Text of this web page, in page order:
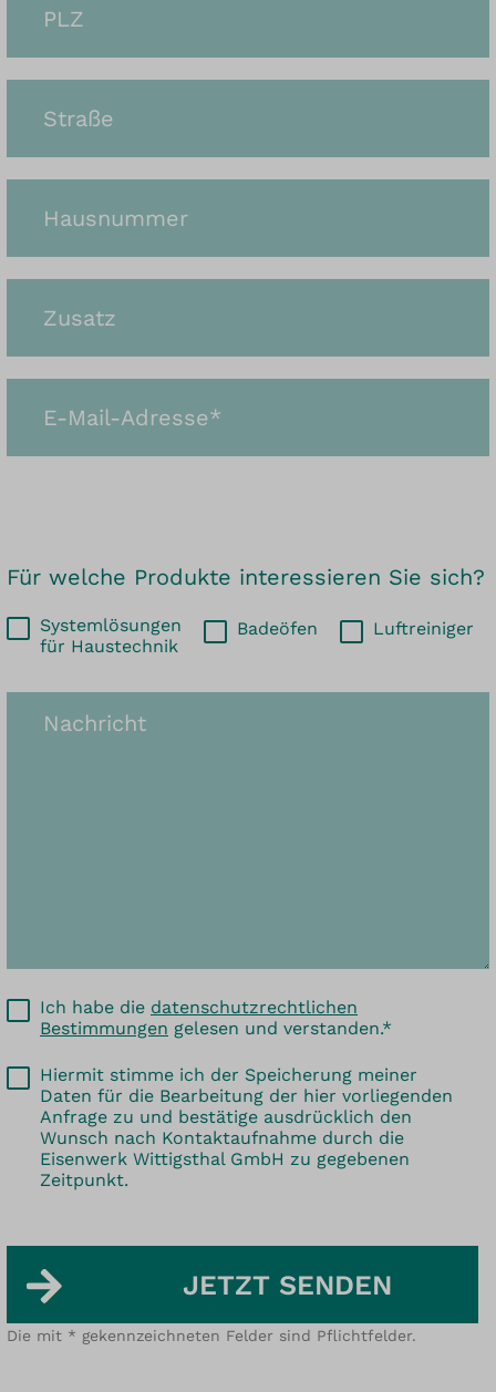
Für welche Produkte interessieren Sie sich?
Systemlösungen
für Haustechnik
Badeöfen Luftreiniger
Ich habe die datenschutzrechtlichen
Bestimmungen gelesen und verstanden.*
Hiermit stimme ich der Speicherung meiner
Daten für die Bearbeitung der hier vorliegenden
Anfrage zu und bestätige ausdrücklich den
Wunsch nach Kontaktaufnahme durch die
Eisenwerk Wittigsthal GmbH zu gegebenen
Zeitpunkt.
JETZT SENDEN
Die mit * gekennzeichneten Felder sind Pflichtfelder.